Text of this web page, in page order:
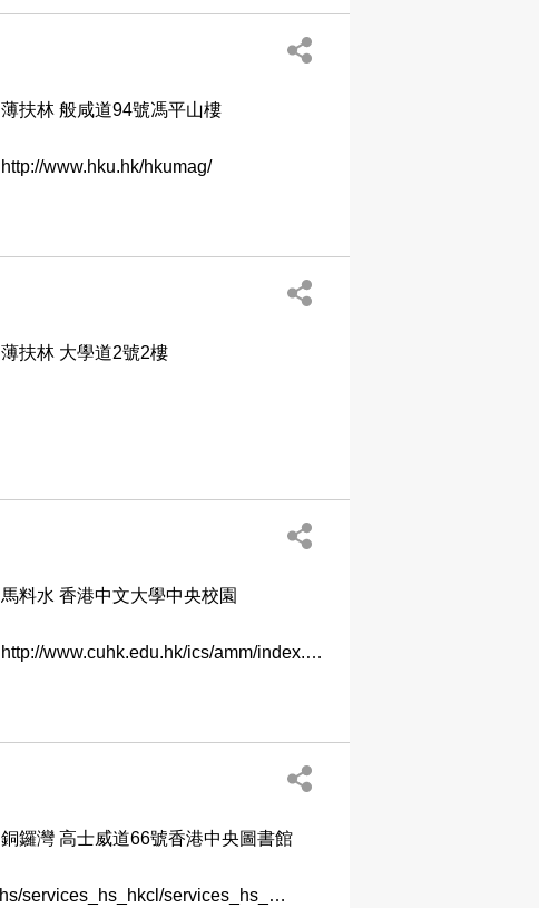
薄扶林 般咸道94號馮平山樓
http://www.hku.hk/hkumag/
薄扶林 大學道2號2樓
馬料水 香港中文大學中央校園
http://www.cuhk.edu.hk/ics/amm/index.htm
銅鑼灣 高士威道66號香港中央圖書館
http://www.hkpl.gov.hk/tc_chi/services/services_hs/services_hs_hkcl/services_hs_hkcl_hf_eg.html